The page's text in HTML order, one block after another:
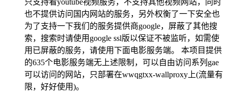
也不提供访问国内网站的服务，另外权衡了一下安全也
为了支持一下我们的服务提供商google，屏蔽了其他搜
索，搜索时请使用google ssl版以保证不被监听，如需使
用已屏蔽的服务，请使用下面电影服务端。 本项目提供
的635个电影服务端无上述限制，可以自由访问系列gae
可以访问的网站，只部署在wwqgtxx-wallproxy上(流量有
限，好好使用)。